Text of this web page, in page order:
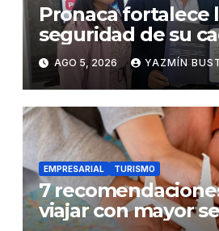
Pronaca fortalece
seguridad de su
suministro con
BASC en dos
AGO 5, 2026 YAZMÍN
EMPRESARIAL TURISMO
7
viajar con mayor